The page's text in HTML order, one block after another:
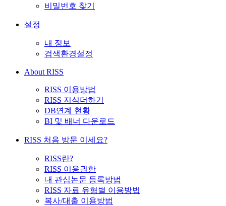
비밀번호 찾기
설정
내 정보
검색환경설정
About RISS
RISS 이용방법
RISS 지식더하기
DB연계 현황
BI 및 배너 다운로드
RISS 처음 방문 이세요?
RISS란?
RISS 이용권한
내 관심논문 등록방법
RISS 자료 유형별 이용방법
복사/대출 이용방법